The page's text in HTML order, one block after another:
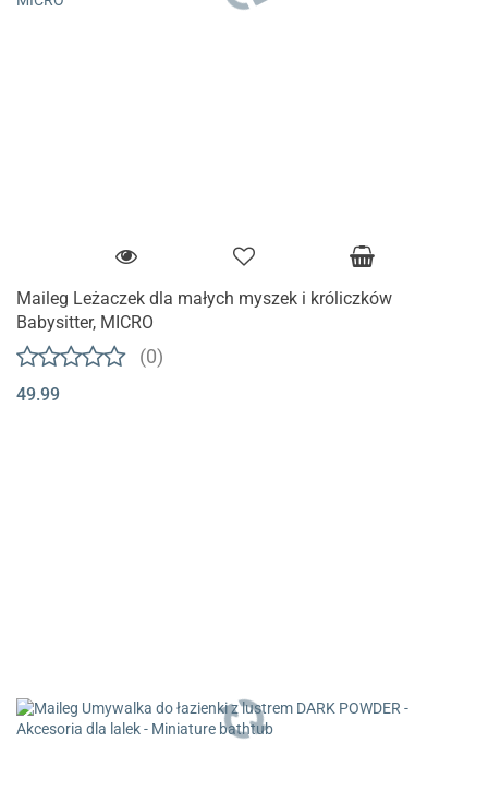
Maileg Leżaczek dla małych myszek i króliczków
Babysitter, MICRO
(0)
49.99